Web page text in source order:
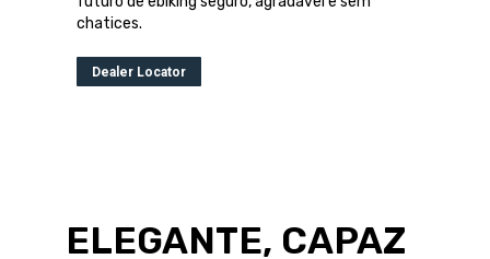
chatices.
Dealer Locator
ELEGANTE, CAPAZ